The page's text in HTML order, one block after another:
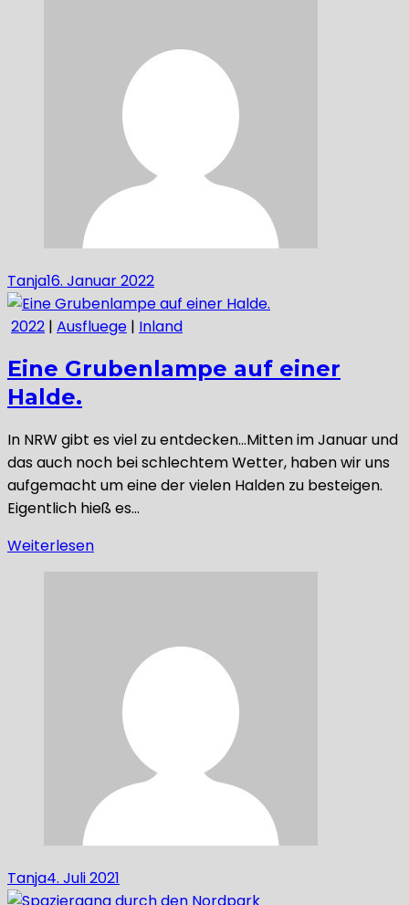
Tanja16. Januar 2022
2022 | Ausfluege | Inland
Eine Grubenlampe auf einer
Halde.
In NRW gibt es viel zu entdecken…Mitten im Januar und
das auch noch bei schlechtem Wetter, haben wir uns
aufgemacht um eine der vielen Halden zu besteigen.
Eigentlich hieß es…
Weiterlesen
Tanja4. Juli 2021